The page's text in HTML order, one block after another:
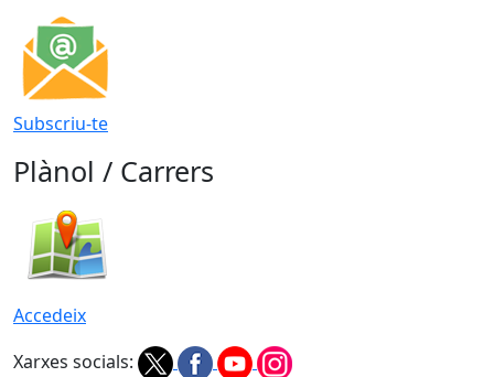
Subscriu-te
Plànol / Carrers
Accedeix
Xarxes socials: